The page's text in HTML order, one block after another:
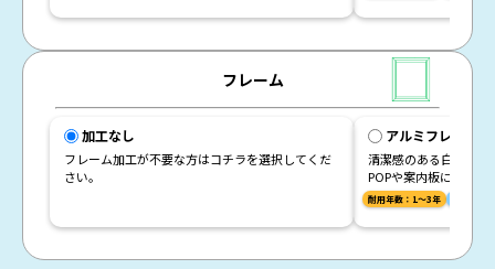
フレーム
加工なし
フレーム加工が不要な方はコチラを選択してくだ
さい。
アルミフレーム（
清潔感のある白色フレ
POPや案内板に向いて
耐用年数：1～3年